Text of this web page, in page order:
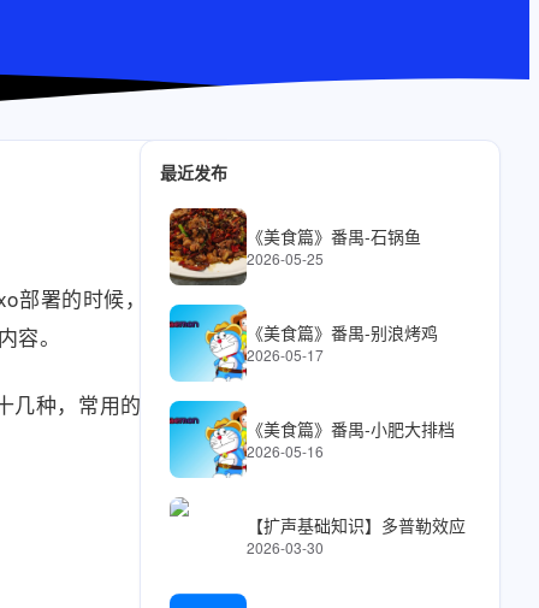
部署的时候，
。
几种，常用的就不
最近发布
《美食篇》番禺-石锅鱼
2026-05-25
《美食篇》番禺-别浪烤鸡
2026-05-17
《美食篇》番禺-小肥大排档
2026-05-16
【扩声基础知识】多普勒效应
2026-03-30